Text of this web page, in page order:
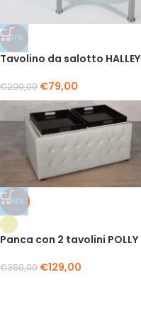
-61%
Tavolino da salotto HALLEY
€200,00 €79,00
-63%
Panca con 2 tavolini POLLY
€350,00 €129,00